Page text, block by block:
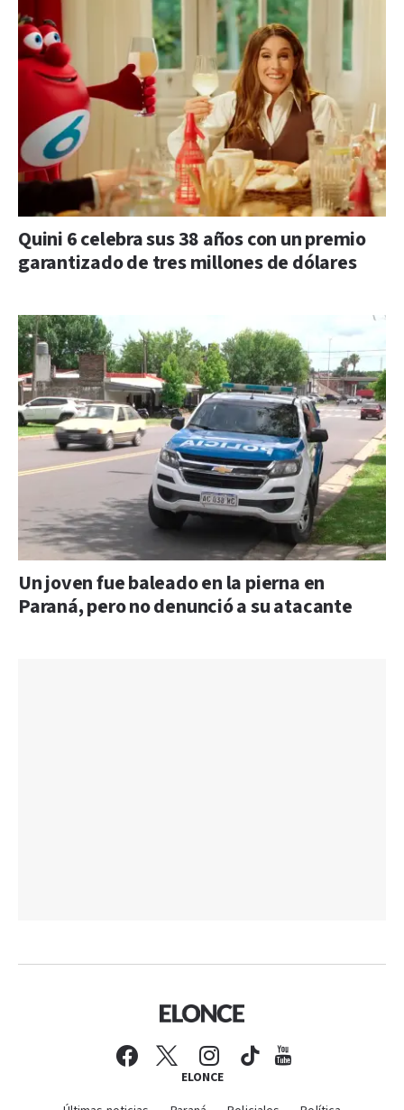
Quini 6 celebra sus 38 años con un premio
garantizado de tres millones de dólares
Un joven fue baleado en la pierna en
Paraná, pero no denunció a su atacante
ELONCE